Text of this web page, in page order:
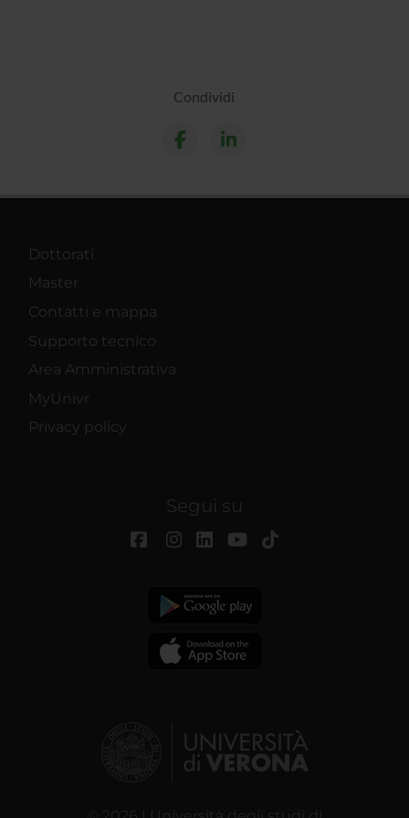
Condividi
Dottorati
Master
Contatti e mappa
Supporto tecnico
Area Amministrativa
MyUnivr
Privacy policy
Segui su